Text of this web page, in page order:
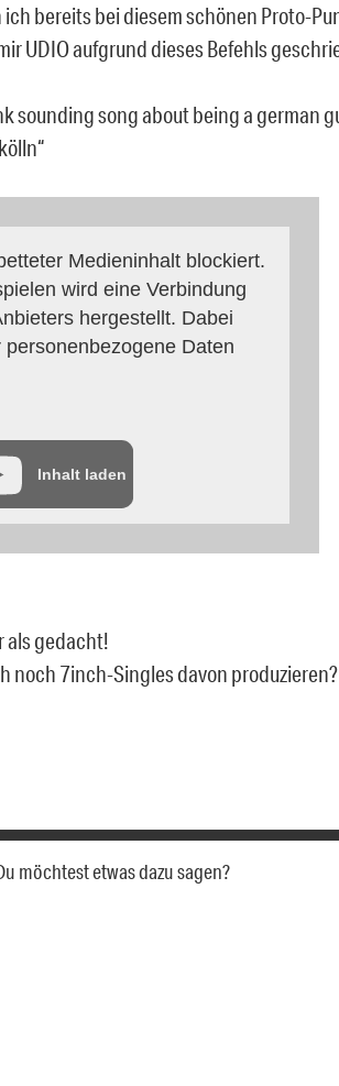
bereits bei diesem schönen Proto-
UDIO aufgrund dieses Befehls
sounding song about being a german
Medieninhalt blockiert.
wird eine Verbindung
hergestellt. Dabei
Daten
Inhalt laden
als gedacht!
noch 7inch-Singles davon produzieren?
möchtest etwas dazu sagen?